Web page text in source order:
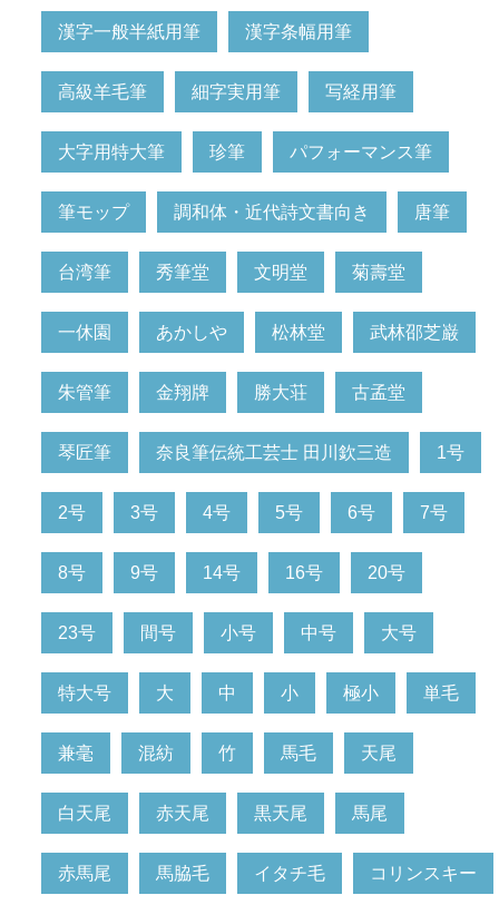
漢字一般半紙用筆 漢字条幅用筆
高級羊毛筆 細字実用筆 写経用筆
大字用特大筆 珍筆 パフォーマンス筆
筆モップ 調和体・近代詩文書向き 唐筆
台湾筆 秀筆堂 文明堂 菊壽堂
一休園 あかしや 松林堂 武林邵芝巌
朱管筆 金翔牌 勝大荘 古孟堂
琴匠筆 奈良筆伝統工芸士 田川欽三造 1号
2号 3号 4号 5号 6号 7号
8号 9号 14号 16号 20号
23号 間号 小号 中号 大号
特大号 大 中 小 極小 単毛
兼毫 混紡 竹 馬毛 天尾
白天尾 赤天尾 黒天尾 馬尾
赤馬尾 馬脇毛 イタチ毛 コリンスキー